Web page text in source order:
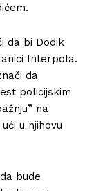
da bi Dodik
Interpola.
da
policijskim
na
u njihovu
bude